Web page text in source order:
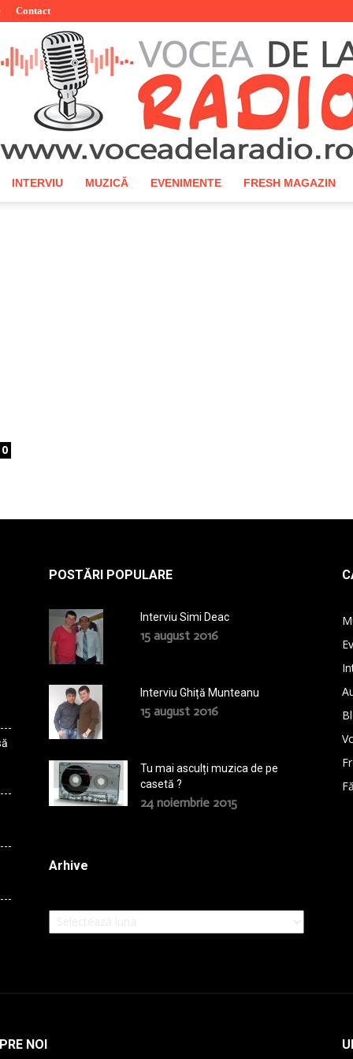
Contact
radio
INTERVIU MUZICĂ EVENIMENTE FRESH MAGAZIN
0
POSTĂRI POPULARE
Interviu Simi Deac
15 august 2016
Interviu Ghiță Munteanu
15 august 2016
Tu mai asculți muzica de pe
casetă ?
24 noiembrie 2015
Arhive
Arhive
NOI